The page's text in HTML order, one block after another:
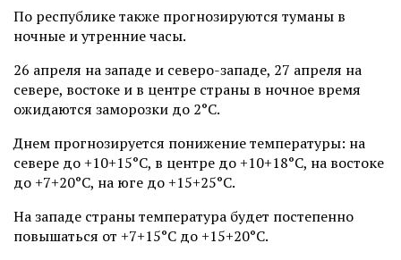
По республике также прогнозируются туманы в
ночные и утренние часы.
26 апреля на западе и северо-западе, 27 апреля на
севере, востоке и в центре страны в ночное время
ожидаются заморозки до 2°C.
Днем прогнозируется понижение температуры: на
севере до +10+15°C, в центре до +10+18°C, на востоке
до +7+20°C, на юге до +15+25°C.
На западе страны температура будет постепенно
повышаться от +7+15°C до +15+20°C.